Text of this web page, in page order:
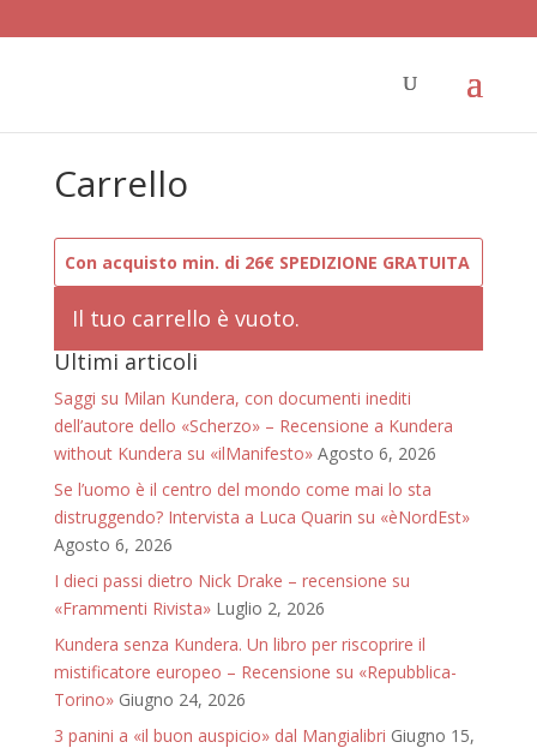
Carrello
Con acquisto min. di 26€ SPEDIZIONE GRATUITA
Il tuo carrello è vuoto.
Ultimi articoli
Saggi su Milan Kundera, con documenti inediti
dell’autore dello «Scherzo» – Recensione a Kundera
without Kundera su «ilManifesto» Agosto 6, 2026
Se l’uomo è il centro del mondo come mai lo sta
distruggendo? Intervista a Luca Quarin su «èNordEst»
Agosto 6, 2026
I dieci passi dietro Nick Drake – recensione su
«Frammenti Rivista» Luglio 2, 2026
Kundera senza Kundera. Un libro per riscoprire il
mistificatore europeo – Recensione su «Repubblica-
Torino» Giugno 24, 2026
3 panini a «il buon auspicio» dal Mangialibri Giugno 15,